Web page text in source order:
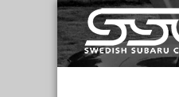
Skip
to
content
Swedish
För oss som älskar